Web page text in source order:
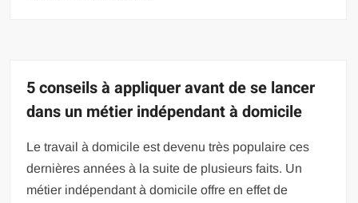
5 conseils à appliquer avant de se lancer
dans un métier indépendant à domicile
Le travail à domicile est devenu très populaire ces
dernières années à la suite de plusieurs faits. Un
métier indépendant à domicile offre en effet de